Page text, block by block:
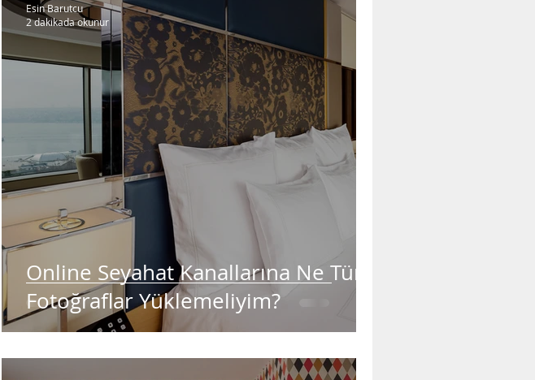
Online Seyahat Kanallarına Ne Tür
Fotoğraflar Yüklemeliyim?
Esin Barutcu
2 dakikada okunur